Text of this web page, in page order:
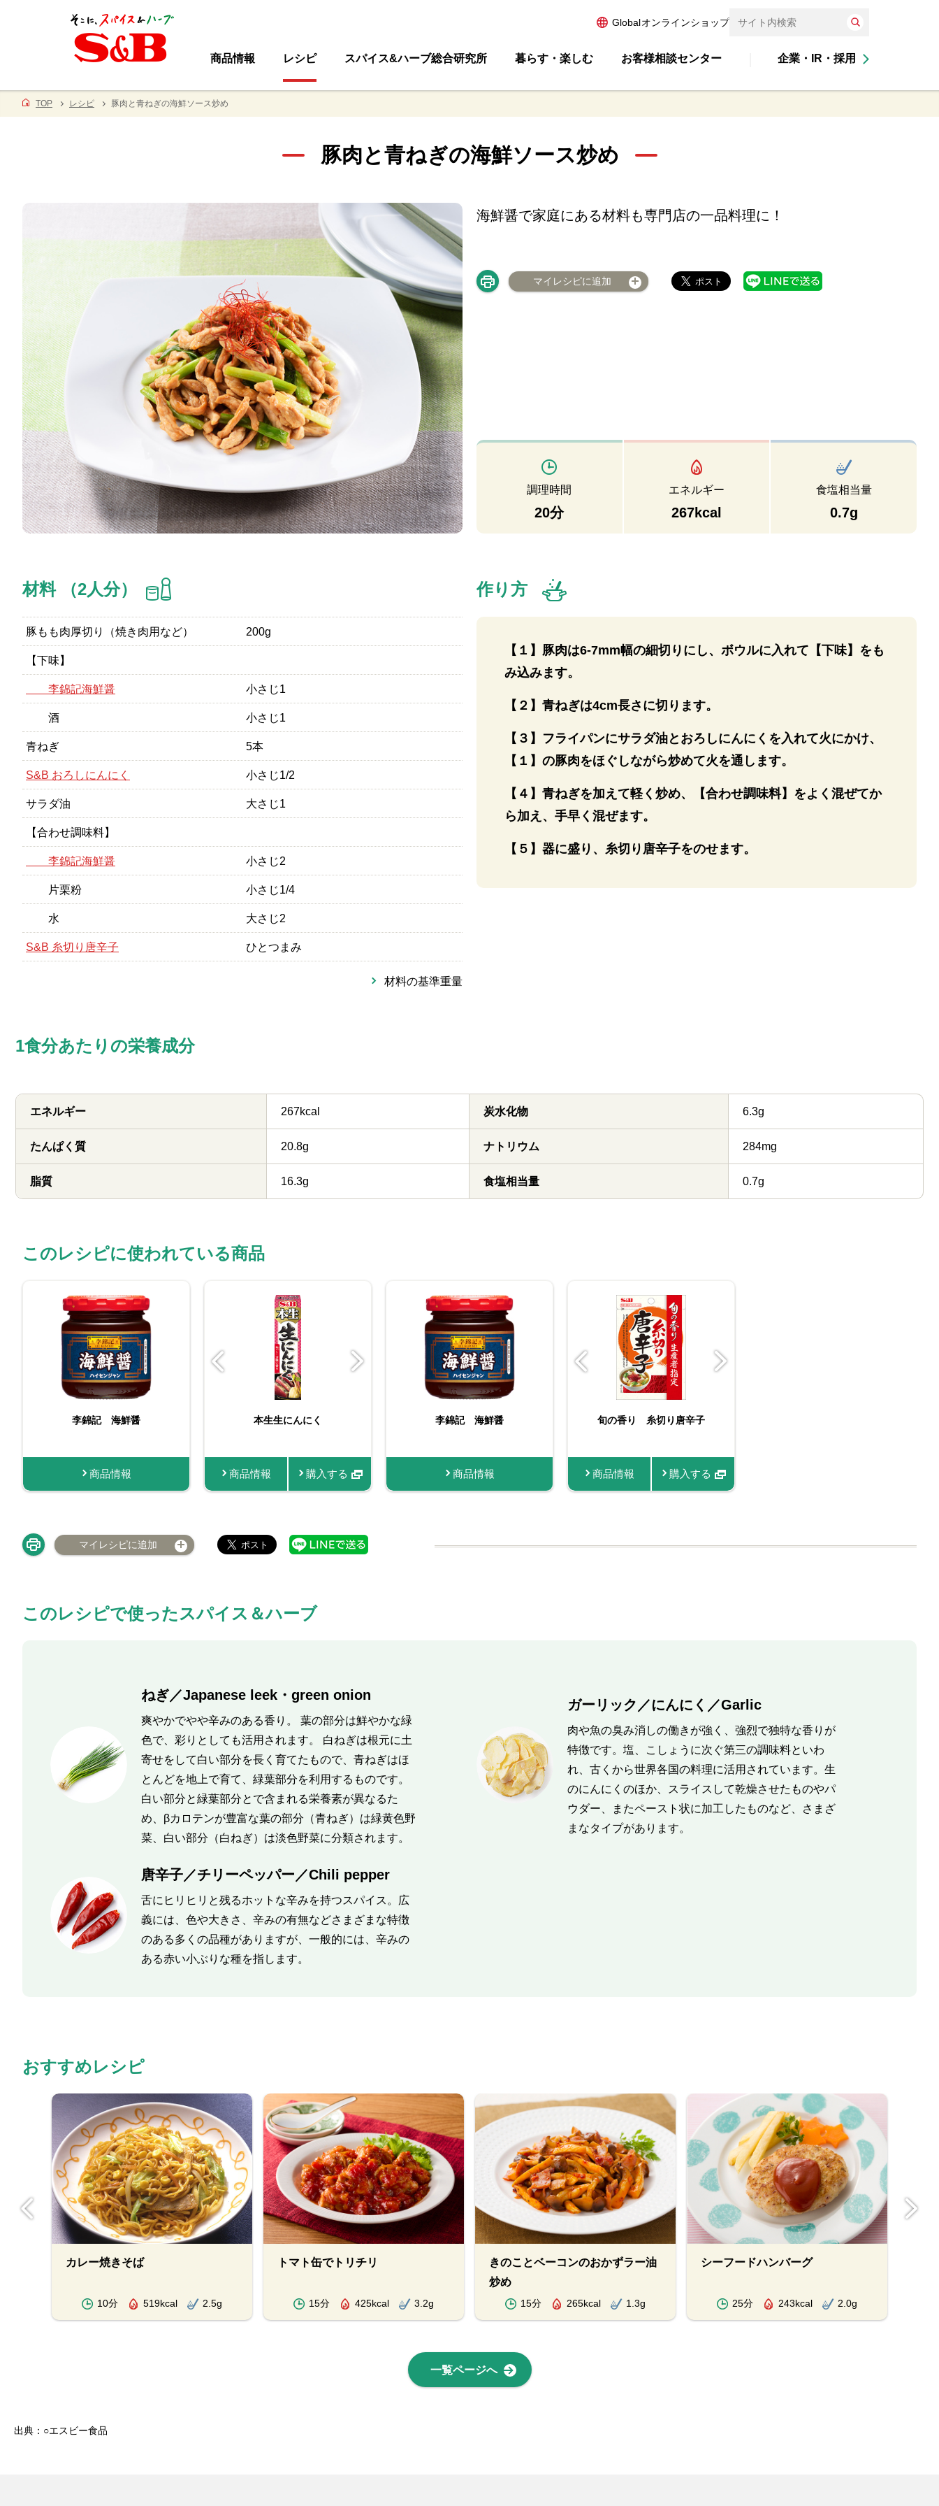
Globalオンラインショップ
商品情報 レシピ スパイス&ハーブ総合研究所 暮らす・楽しむ お客様相談センター 企業・IR・採用
TOP レシピ 豚肉と青ねぎの海鮮ソース炒め
豚肉と青ねぎの海鮮ソース炒め
海鮮醤で家庭にある材料も専門店の一品料理に！
マイレシピに追加
調理時間
20分
エネルギー
267kcal
食塩相当量
0.7g
材料 （2人分）
豚もも肉厚切り（焼き肉用など） 200g
【下味】
李錦記海鮮醤 小さじ1
酒 小さじ1
青ねぎ 5本
S&B おろしにんにく 小さじ1/2
サラダ油 大さじ1
【合わせ調味料】
李錦記海鮮醤 小さじ2
片栗粉 小さじ1/4
水 大さじ2
S&B 糸切り唐辛子 ひとつまみ
材料の基準重量
作り方
【１】豚肉は6-7mm幅の細切りにし、ボウルに入れて【下味】をも
み込みます。
【２】青ねぎは4cm長さに切ります。
【３】フライパンにサラダ油とおろしにんにくを入れて火にかけ、
【１】の豚肉をほぐしながら炒めて火を通します。
【４】青ねぎを加えて軽く炒め、【合わせ調味料】をよく混ぜてか
ら加え、手早く混ぜます。
【５】器に盛り、糸切り唐辛子をのせます。
1食分あたりの栄養成分
エネルギー 267kcal
たんぱく質 20.8g
脂質 16.3g
炭水化物 6.3g
ナトリウム 284mg
食塩相当量 0.7g
このレシピに使われている商品
李錦記 海鮮醤
商品情報
ビン入りおろし生にんに
購入する
本生生にんにく
商品情報 購入する
おろし生にんにく
商品情報
たっぷりサイズ おろし
商品情報 購入する
李錦記 海鮮醤
商品情報
菜館 糸切り唐辛子
購入する
旬の香り 糸切り唐辛子
商品情報 購入する
マイレシピに追加
このレシピで使ったスパイス＆ハーブ
ねぎ／Japanese leek・green onion
爽やかでやや辛みのある香り。 葉の部分は鮮やかな緑
色で、彩りとしても活用されます。 白ねぎは根元に土
寄せをして白い部分を長く育てたもので、青ねぎはほ
とんどを地上で育て、緑葉部分を利用するものです。
白い部分と緑葉部分とで含まれる栄養素が異なるた
め、βカロテンが豊富な葉の部分（青ねぎ）は緑黄色野
菜、白い部分（白ねぎ）は淡色野菜に分類されます。
ガーリック／にんにく／Garlic
肉や魚の臭み消しの働きが強く、強烈で独特な香りが
特徴です。塩、こしょうに次ぐ第三の調味料といわ
れ、古くから世界各国の料理に活用されています。生
のにんにくのほか、スライスして乾燥させたものやパ
ウダー、またペースト状に加工したものなど、さまざ
まなタイプがあります。
唐辛子／チリーペッパー／Chili pepper
舌にヒリヒリと残るホットな辛みを持つスパイス。広
義には、色や大きさ、辛みの有無などさまざまな特徴
のある多くの品種がありますが、一般的には、辛みの
ある赤い小ぶりな種を指します。
おすすめレシピ
カレー焼きそば
10分 519kcal 2.5g
トマト缶でトリチリ
15分 425kcal 3.2g
きのことベーコンのおかずラー油
炒め
15分 265kcal 1.3g
シーフードハンバーグ
25分 243kcal 2.0g
一覧ページへ
出典：○エスビー食品